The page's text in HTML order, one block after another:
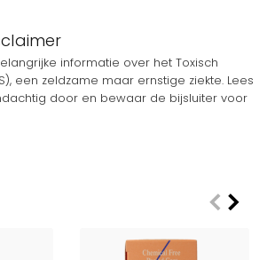
informatie over het Toxisch
een zeldzame maar ernstige ziekte. Lees
door en bewaar de bijsluiter voor